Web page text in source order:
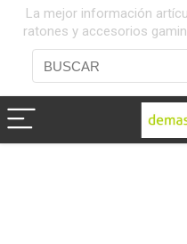
La mejor información
ratones y accesorios